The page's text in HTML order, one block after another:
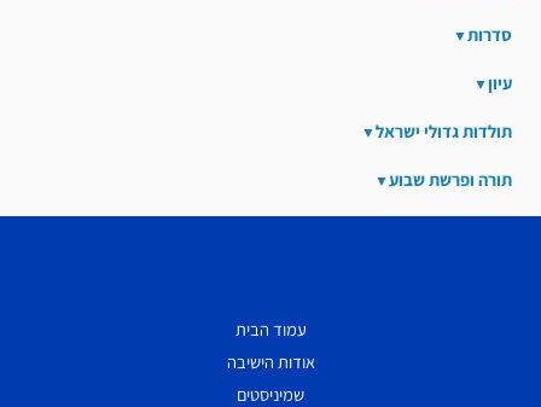
סדרות
עיון
תולדות גדולי ישראל
תורה ופרשת שבוע
עמוד הבית
אודות הישיבה
שמיניסטים